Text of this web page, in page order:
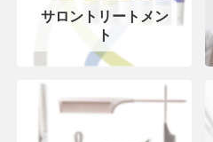
サロントリートメン
ト